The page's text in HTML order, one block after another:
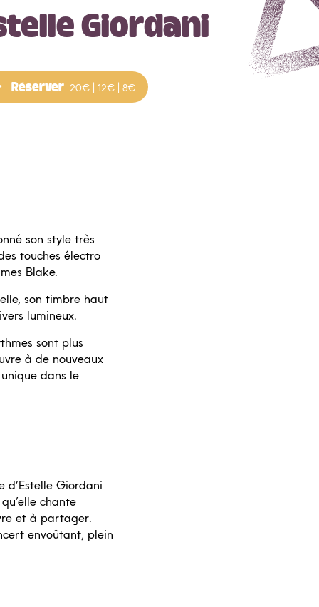
Giordani
Réserver 20€ | 12€ | 8€
son style très
touches électro
Blake.
son timbre haut
lumineux.
sont plus
à de nouveaux
dans le
d’Estelle Giordani
chante
et à partager.
envoûtant, plein